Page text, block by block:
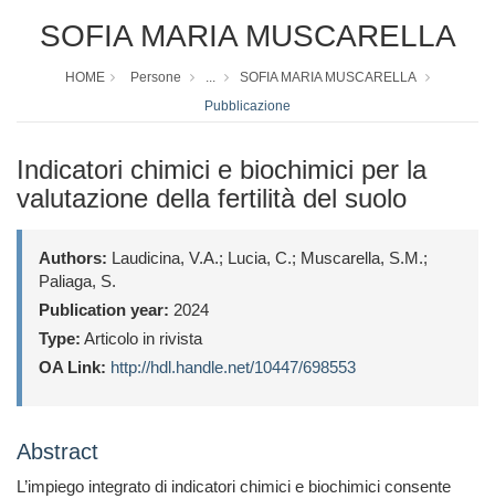
SOFIA MARIA MUSCARELLA
HOME Persone ...
SOFIA MARIA MUSCARELLA
Pubblicazione
Indicatori chimici e biochimici per la
valutazione della fertilità del suolo
Authors: Laudicina, V.A.; Lucia, C.; Muscarella, S.M.;
Paliaga, S.
Publication year: 2024
Type: Articolo in rivista
OA Link: http://hdl.handle.net/10447/698553
Abstract
L’impiego integrato di indicatori chimici e biochimici consente